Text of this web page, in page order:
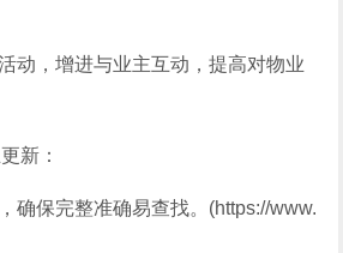
动，增进与业主互动，提高对物业
新：
确保完整准确易查找。(https://www.